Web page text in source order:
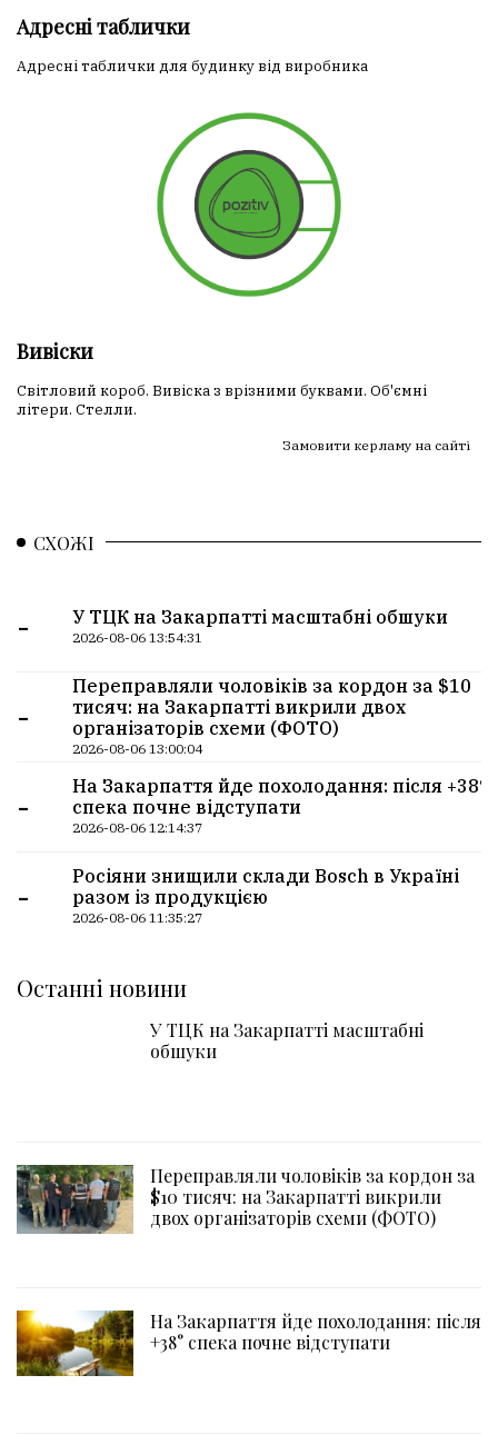
Адресні таблички
Адресні таблички для будинку від виробника
Вивіски
Світловий короб. Вивіска з врізними буквами. Об'ємні
літери. Стелли.
Замовити керламу на сайті
СХОЖІ
- У ТЦК на Закарпатті масштабні обшуки
2026-08-06 13:54:31
-
Переправляли чоловіків за кордон за $10
тисяч: на Закарпатті викрили двох
організаторів схеми (ФОТО)
2026-08-06 13:00:04
-
На Закарпаття йде похолодання: після +38°
спека почне відступати
2026-08-06 12:14:37
-
Росіяни знищили склади Bosch в Україні
разом із продукцією
2026-08-06 11:35:27
Останні новини
У ТЦК на Закарпатті масштабні
обшуки
Переправляли чоловіків за кордон за
$10 тисяч: на Закарпатті викрили
двох організаторів схеми (ФОТО)
На Закарпаття йде похолодання: після
+38° спека почне відступати